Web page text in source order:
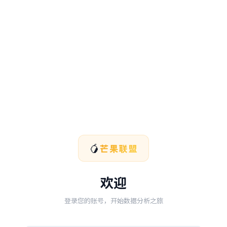
🥭芒果联盟
欢迎
登录您的账号，开始数据分析之旅